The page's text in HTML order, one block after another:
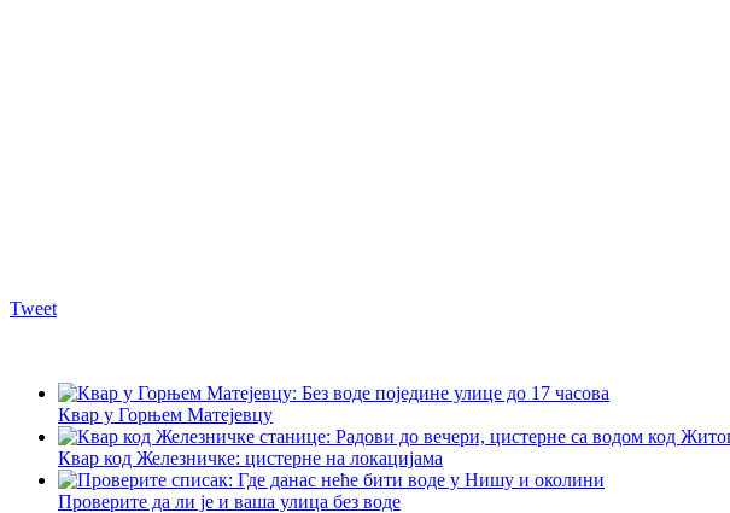
Tweet
Квар у Горњем Матејевцу
Квар код Железничке: цистерне на локацијама
Проверите да ли је и ваша улица без воде